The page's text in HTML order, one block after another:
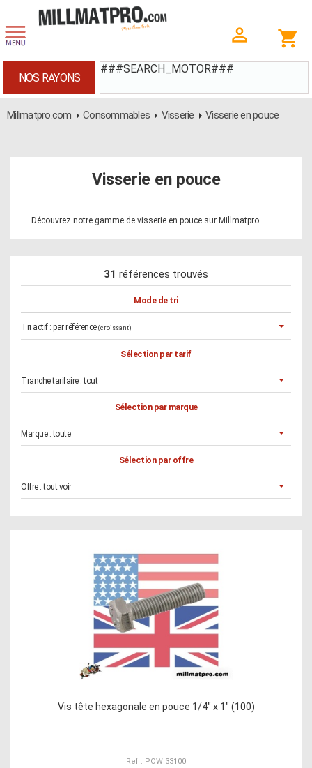
###SEARCH_MOTOR###
NOS RAYONS
Millmatpro.com Consommables Visserie Visserie en pouce
Visserie en pouce
Découvrez notre gamme de visserie en pouce sur Millmatpro.
31 références trouvés
Mode de tri
Tri actif : par référence (croissant)
Sélection par tarif
Tranche tarifaire :tout
Sélection par marque
Marque :toute
Sélection par offre
Offre :tout voir
Vis tête hexagonale en pouce 1/4" x 1" (100)
Ref : POW 33100